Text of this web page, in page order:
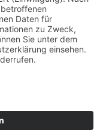
im Allgäu
im Allgäu
der Nordsee
im Harz